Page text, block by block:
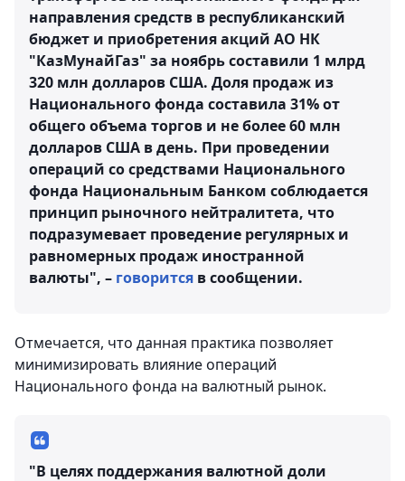
направления средств в республиканский
бюджет и приобретения акций АО НК
"КазМунайГаз" за ноябрь составили 1 млрд
320 млн долларов США. Доля продаж из
Национального фонда составила 31% от
общего объема торгов и не более 60 млн
долларов США в день. При проведении
операций со средствами Национального
фонда Национальным Банком соблюдается
принцип рыночного нейтралитета, что
подразумевает проведение регулярных и
равномерных продаж иностранной
валюты", – говорится в сообщении.
Отмечается, что данная практика позволяет
минимизировать влияние операций
Национального фонда на валютный рынок.
"В целях поддержания валютной доли